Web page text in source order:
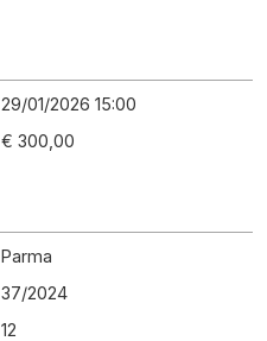
29/01/2026 15:00
€ 300,00
Parma
37/2024
12